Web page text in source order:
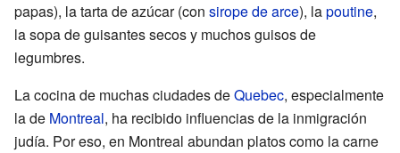
papas), la tarta de azúcar (con sirope de arce), lapoutine,
la sopa de guisantes secos y muchos guisos de
legumbres.
La cocina de muchas ciudades deQuebec, especialmente
la de Montreal, ha recibido influencias de la inmigración
judía. Por eso, en Montreal abundan platos como la carne